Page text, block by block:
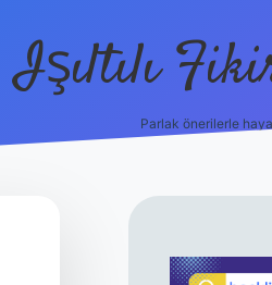
Işıltılı
Parlak önerilerle